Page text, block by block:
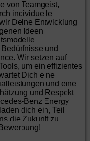
von Teamgeist,
individuelle
Deine Entwicklung
Ideen
und
Wir setzen auf
um ein effizientes
Dich eine
und eine
und Respekt
Benz Energy
dich ein, Teil
die Zukunft zu